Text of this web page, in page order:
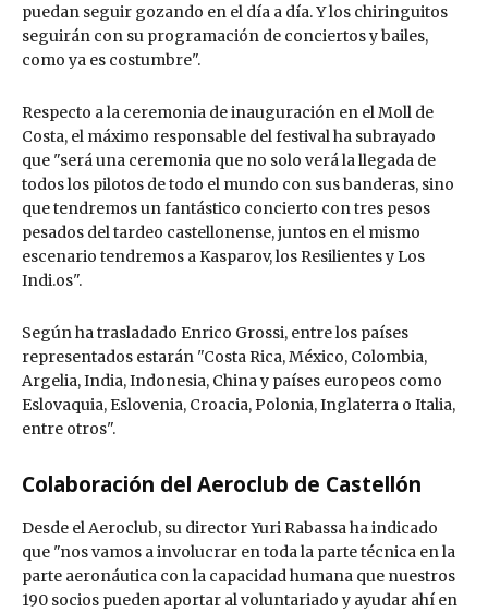
puedan seguir gozando en el día a día. Y los chiringuitos
seguirán con su programación de conciertos y bailes,
como ya es costumbre".
Respecto a la ceremonia de inauguración en el Moll de
Costa, el máximo responsable del festival ha subrayado
que "será una ceremonia que no solo verá la llegada de
todos los pilotos de todo el mundo con sus banderas, sino
que tendremos un fantástico concierto con tres pesos
pesados del tardeo castellonense, juntos en el mismo
escenario tendremos a Kasparov, los Resilientes y Los
Indi.os".
Según ha trasladado Enrico Grossi, entre los países
representados estarán "Costa Rica, México, Colombia,
Argelia, India, Indonesia, China y países europeos como
Eslovaquia, Eslovenia, Croacia, Polonia, Inglaterra o Italia,
entre otros".
Colaboración del Aeroclub de Castellón
Desde el Aeroclub, su director Yuri Rabassa ha indicado
que "nos vamos a involucrar en toda la parte técnica en la
parte aeronáutica con la capacidad humana que nuestros
190 socios pueden aportar al voluntariado y ayudar ahí en